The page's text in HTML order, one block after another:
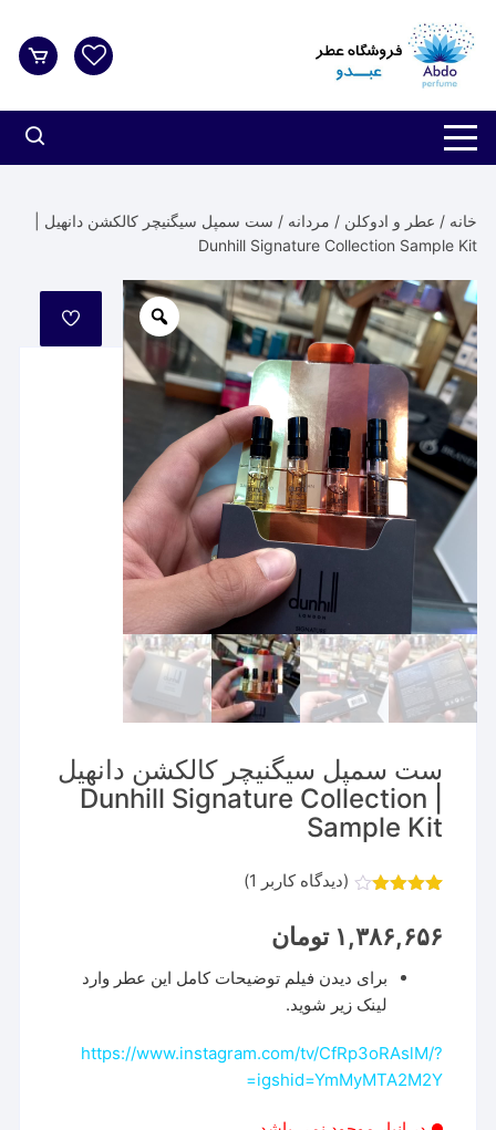
شدن
خانه / عطر و ادوکلن / مردانه / ست سمپل سیگنیچر کالکشن دانهیل |
Dunhill Signature Collection Sample Kit
مورد
علاقه
ست سمپل سیگنیچر کالکشن دانهیل
| Dunhill Signature Collection
Sample Kit
امتیاز
(دیدگاه کاربر 1
)
۱,۳۸۶,۶۵۶ تومان
برای دیدن فیلم توضیحات کامل این عطر وارد
لینک زیر شوید.
https://www.instagram.com/tv/CfRp3oRAslM/?
igshid=YmMyMTA2M2Y=